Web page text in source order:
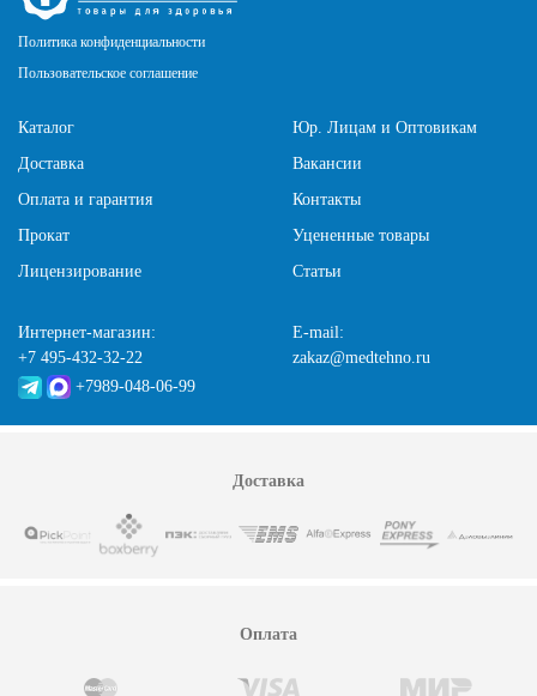
Политика конфиденциальности
Пользовательское соглашение
Каталог
Доставка
Оплата и гарантия
Прокат
Лицензирование
Юр. Лицам и Оптовикам
Вакансии
Контакты
Уцененные товары
Статьи
Интернет-магазин:
+7 495-432-32-22
+7989-048-06-99
E-mail:
zakaz@medtehno.ru
Доставка
Оплата